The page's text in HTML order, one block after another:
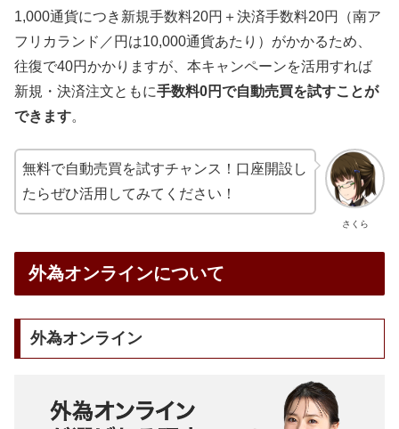
1,000通貨につき新規手数料20円＋決済手数料20円（南ア
フリカランド／円は10,000通貨あたり）がかかるため、
往復で40円かかりますが、本キャンペーンを活用すれば
新規・決済注文ともに手数料0円で自動売買を試すことが
できます。
さくら
無料で自動売買を試すチャンス！口座開設し
たらぜひ活用してみてください！
外為オンラインについて
外為オンライン